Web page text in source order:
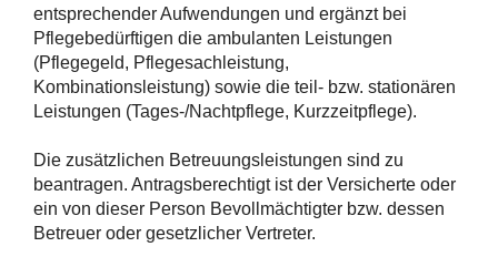
entsprechender Aufwendungen und ergänzt bei
Pflegebedürftigen die ambulanten Leistungen
(Pflegegeld, Pflegesachleistung,
Kombinationsleistung) sowie die teil- bzw. stationären
Leistungen (Tages-/Nachtpflege, Kurzzeitpflege).
Die zusätzlichen Betreuungsleistungen sind zu
beantragen. Antragsberechtigt ist der Versicherte oder
ein von dieser Person Bevollmächtigter bzw. dessen
Betreuer oder gesetzlicher Vertreter.